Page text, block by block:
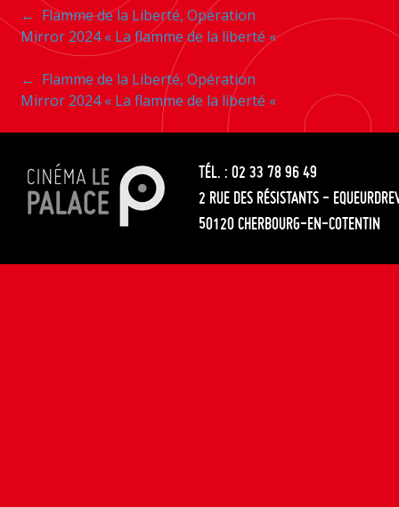
Navigation
entre
les
articles
← Flamme de la Liberté, Opération
Mirror 2024 « La flamme de la liberté «
Navigation
entre
les
articles
← Flamme de la Liberté, Opération
Mirror 2024 « La flamme de la liberté «
TÉL. : 02 33 78 96 49
2 RUE DES RÉSISTANTS -
50120 CHERBOURG-EN-COTENTIN